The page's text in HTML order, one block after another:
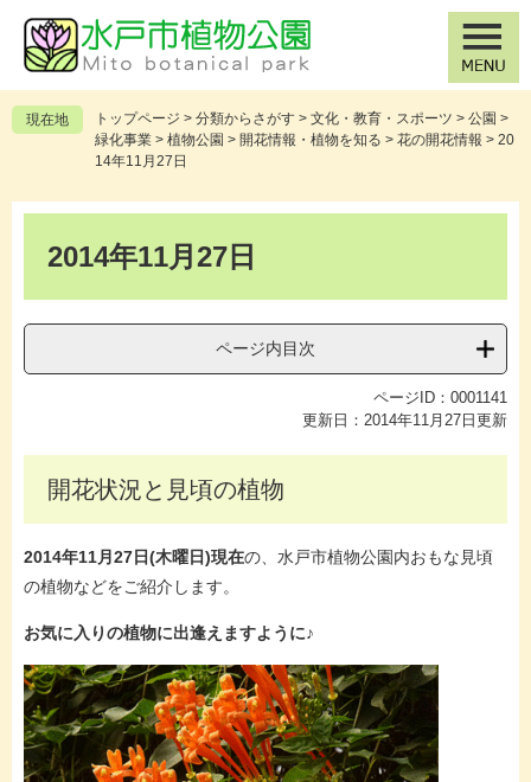
の
先
頭
ー
を
飛
現在地 トップページ > 分類からさがす > 文化・教育・スポーツ > 公園 >
緑化事業 > 植物公園 > 開花情報・植物を知る > 花の開花情報 > 20
14年11月27日
2014年11月27日
ページ内目次
ページID：0001141
更新日：2014年11月27日更新
開花状況と見頃の植物
2014年11月27日(木曜日)現在の、水戸市植物公園内おもな見頃
の植物などをご紹介します。
お気に入りの植物に出逢えますように♪